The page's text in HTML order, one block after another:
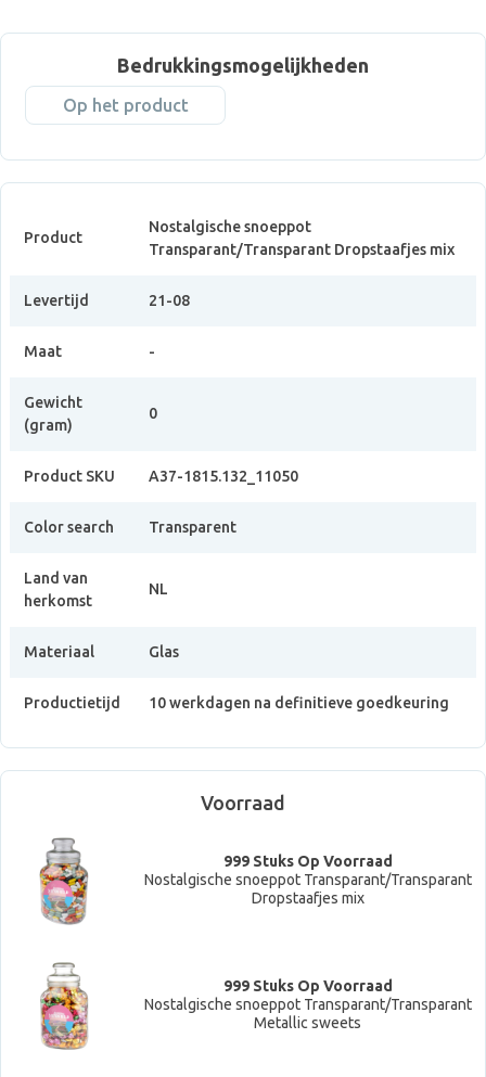
Bedrukkingsmogelijkheden
Op het product
Product
Nostalgische snoeppot
Transparant/Transparant Dropstaafjes mix
Levertijd 21-08
Maat -
Gewicht
(gram)
0
Product SKU A37-1815.132_11050
Color search Transparent
Land van
herkomst
NL
Materiaal Glas
Productietijd 10 werkdagen na definitieve goedkeuring
Voorraad
999 Stuks Op Voorraad
Nostalgische snoeppot Transparant/Transparant
Dropstaafjes mix
999 Stuks Op Voorraad
Nostalgische snoeppot Transparant/Transparant
Metallic sweets